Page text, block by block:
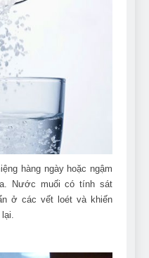
hàng ngày hoặc ngậm
Nước muối có tính sát
ở các vết loét và khiến